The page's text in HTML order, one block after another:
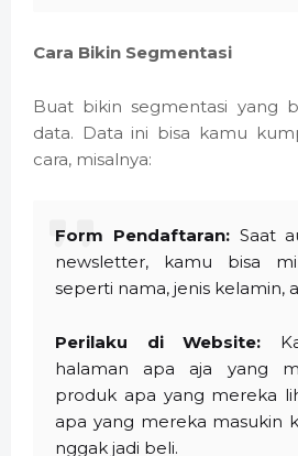
Cara Bikin Segmentasi
Buat bikin segmentasi yang
data. Data ini bisa kamu
cara, misalnya:
Form Pendaftaran:Saat
newsletter, kamu bisa
seperti nama, jenis kelamin,
Perilaku di Website:
halaman apa aja yang
produk apa yang mereka
apa yang mereka masukin
nggak jadi beli.